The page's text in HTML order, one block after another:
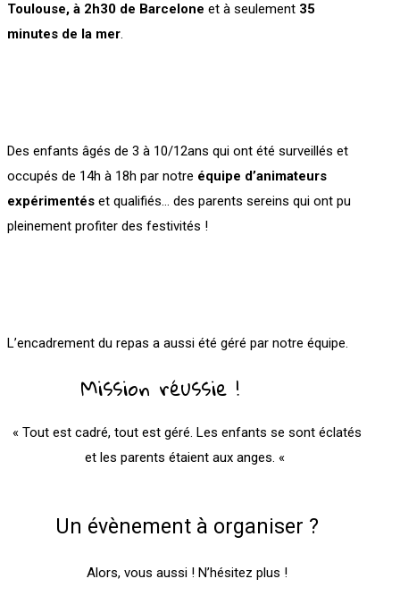
Toulouse, à 2h30 de Barcelone et à seulement 35
minutes de la mer.
Des enfants âgés de 3 à 10/12ans qui ont été surveillés et
occupés de 14h à 18h par notre équipe d’animateurs
expérimentés et qualifiés… des parents sereins qui ont pu
pleinement profiter des festivités !
L’encadrement du repas a aussi été géré par notre équipe.
Mission réussie !
« Tout est cadré, tout est géré. Les enfants se sont éclatés
et les parents étaient aux anges. «
Un évènement à organiser ?
Alors, vous aussi ! N’hésitez plus !